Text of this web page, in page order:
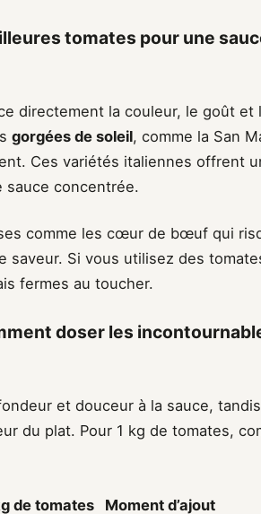
tomates pour une
directement la couleur, le goût et
gorgées de soleil, comme la San
Ces variétés italiennes offrent
sauce concentrée.
comme les cœur de bœuf qui
saveur. Si vous utilisez des
fermes au toucher.
doser les
et douceur à la sauce,
du plat. Pour 1 kg de tomates,
de tomates
Moment d’ajout